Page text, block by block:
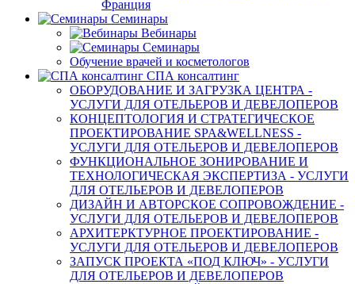
Франция
Семинары
Вебинары
Семинары
Обучение врачей и косметологов
СПА консалтинг
ОБОРУДОВАНИЕ И ЗАГРУЗКА ЦЕНТРА -
УСЛУГИ ДЛЯ ОТЕЛЬЕРОВ И ДЕВЕЛОПЕРОВ
КОНЦЕПТОЛОГИЯ И СТРАТЕГИЧЕСКОЕ
ПРОЕКТИРОВАНИЕ SPA&WELLNESS -
УСЛУГИ ДЛЯ ОТЕЛЬЕРОВ И ДЕВЕЛОПЕРОВ
ФУНКЦИОНАЛЬНОЕ ЗОНИРОВАНИЕ И
ТЕХНОЛОГИЧЕСКАЯ ЭКСПЕРТИЗА - УСЛУГИ
ДЛЯ ОТЕЛЬЕРОВ И ДЕВЕЛОПЕРОВ
ДИЗАЙН И АВТОРСКОЕ СОПРОВОЖДЕНИЕ -
УСЛУГИ ДЛЯ ОТЕЛЬЕРОВ И ДЕВЕЛОПЕРОВ
АРХИТЕРКТУРНОЕ ПРОЕКТИРОВАНИЕ -
УСЛУГИ ДЛЯ ОТЕЛЬЕРОВ И ДЕВЕЛОПЕРОВ
ЗАПУСК ПРОЕКТА «ПОД КЛЮЧ» - УСЛУГИ
ДЛЯ ОТЕЛЬЕРОВ И ДЕВЕЛОПЕРОВ